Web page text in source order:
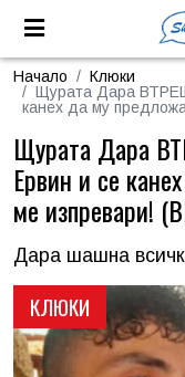
Начало
Клюки
Щурата Дара
канех да му
КЛЮКИ
Щурата Дара
Ервин и се
ме изпревари!
Дара шашна